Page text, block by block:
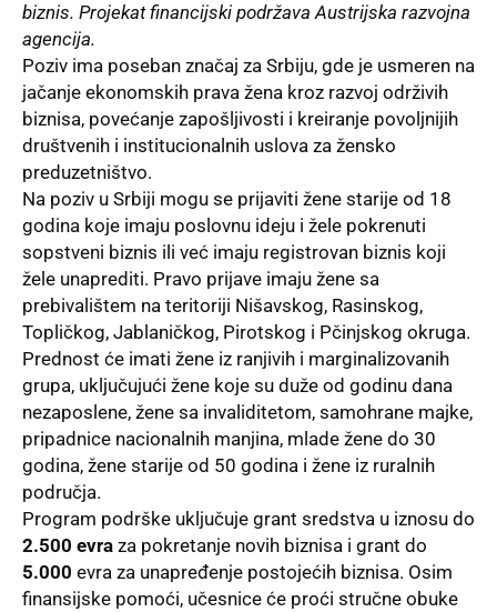
biznis. Projekat financijski podržava Austrijska razvojna
agencija.
Poziv ima poseban značaj za Srbiju, gde je usmeren na
jačanje ekonomskih prava žena kroz razvoj održivih
biznisa, povećanje zapošljivosti i kreiranje povoljnijih
društvenih i institucionalnih uslova za žensko
preduzetništvo.
Na poziv u Srbiji mogu se prijaviti žene starije od 18
godina koje imaju poslovnu ideju i žele pokrenuti
sopstveni biznis ili već imaju registrovan biznis koji
žele unaprediti. Pravo prijave imaju žene sa
prebivalištem na teritoriji Nišavskog, Rasinskog,
Topličkog, Jablaničkog, Pirotskog i Pčinjskog okruga.
Prednost će imati žene iz ranjivih i marginalizovanih
grupa, uključujući žene koje su duže od godinu dana
nezaposlene, žene sa invaliditetom, samohrane majke,
pripadnice nacionalnih manjina, mlade žene do 30
godina, žene starije od 50 godina i žene iz ruralnih
područja.
Program podrške uključuje grant sredstva u iznosu do
2.500 evra za pokretanje novih biznisa i grant do
5.000 evra za unapređenje postojećih biznisa. Osim
finansijske pomoći, učesnice će proći stručne obuke